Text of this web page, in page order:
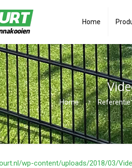
Home
Home
wp-content/uploads/2018/03/